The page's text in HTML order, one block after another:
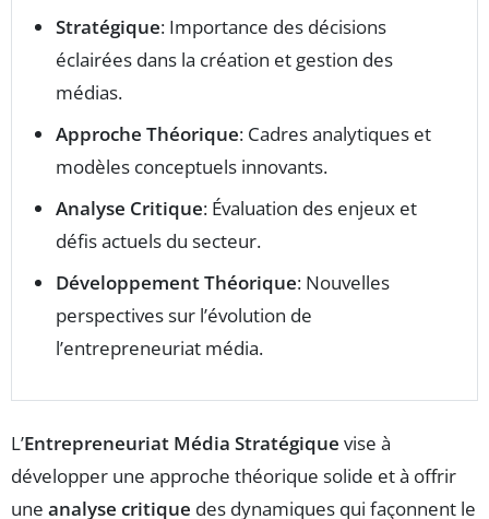
Stratégique: Importance des décisions
éclairées dans la création et gestion des
médias.
Approche Théorique: Cadres analytiques et
modèles conceptuels innovants.
Analyse Critique: Évaluation des enjeux et
défis actuels du secteur.
Développement Théorique: Nouvelles
perspectives sur l’évolution de
l’entrepreneuriat média.
L’Entrepreneuriat Média Stratégique vise à
développer une approche théorique solide et à offrir
une analyse critique des dynamiques qui façonnent le